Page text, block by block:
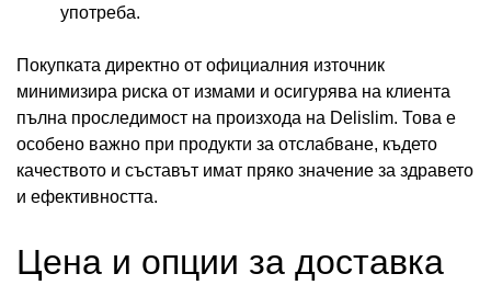
употреба.
Покупката директно от официалния източник
минимизира риска от измами и осигурява на клиента
пълна проследимост на произхода на Delislim. Това е
особено важно при продукти за отслабване, където
качеството и съставът имат пряко значение за здравето
и ефективността.
Цена и опции за доставка